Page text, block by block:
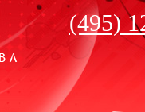
(495)